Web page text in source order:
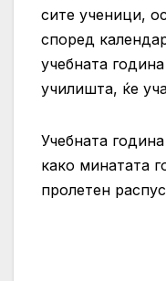
сите ученици,
според
учебната
училишта, ќе
Учебната
како минатата
пролетен